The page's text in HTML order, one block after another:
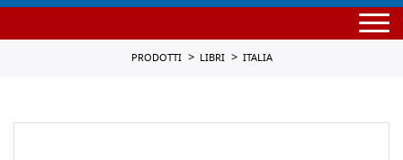
PRODOTTI LIBRI ITALIA